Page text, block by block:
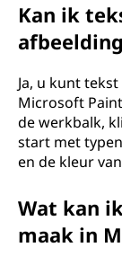
Kan ik
Ja, u kunt
Microsoft
de werkbalk,
start met
en de kleur
Wat kan
maak in